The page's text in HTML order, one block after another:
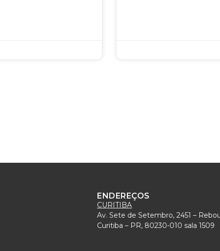
ENDEREÇOS
CURITIBA
Av. Sete de Setembro, 2451 –
Curitiba – PR, 80230-010 sala 1509